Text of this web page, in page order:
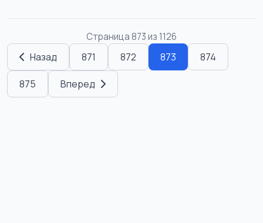
Страница 873 из 1126
Назад 871 872 873 874
875 Вперед